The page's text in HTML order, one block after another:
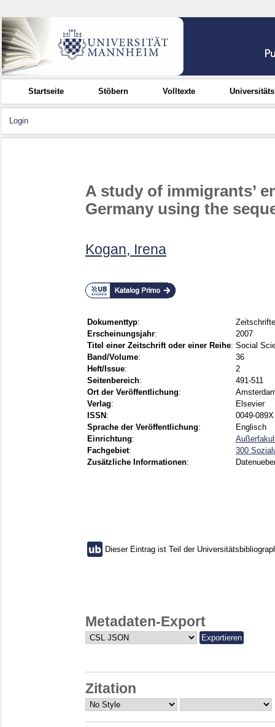
Startseite Stöbern Volltexte
Login
A study of immigrants’
Germany using the
Kogan, Irena
Dokumenttyp:
Erscheinungsjahr:
2007
Titel einer Zeitschrift oder einer Reihe: Social
Band/Volume:
36
Heft/Issue:
2
Seitenbereich:
491-511
Ort der Veröffentlichung:
Verlag:
Elsevier
ISSN :
0049-
Sprache der Veröffentlichung:
Englisch
Einrichtung:
Fachgebiet:
300
Zusätzliche Informationen:
Dieser Eintrag ist Teil der
Metadaten-Export
Zitation